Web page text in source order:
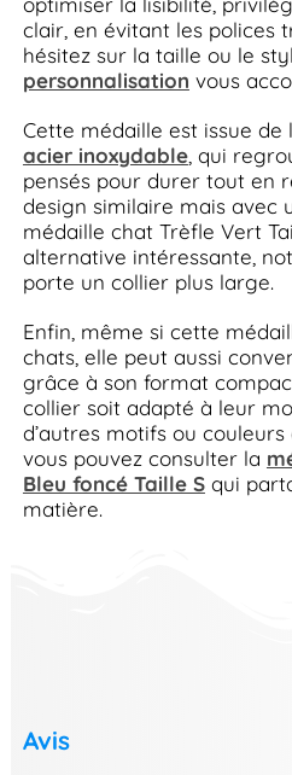
clair, en évitant les polices
hésitez sur la taille ou le
personnalisation vous
Cette médaille est issue de
acier inoxydable, qui
pensés pour durer tout en
design similaire mais avec
médaille chat Trèfle Vert
alternative intéressante,
porte un collier plus large.
Enfin, même si cette
chats, elle peut aussi
grâce à son format
collier soit adapté à leur
d’autres motifs ou
vous pouvez consulter la
Bleu foncé Taille Squi
matière.
Avis